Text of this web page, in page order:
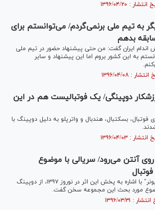
به تیم ملی برنمی‌گردم/ می‌توانستم برای
بدهم
ایران گفت: من حتی پیشنهاد حضور در تیم ملی
به این کشور بروم اما این پیشنهاد و سایر
اسامی ۴ ورزشکار دوپینگی/ یک فوتبالیست هم در این
فوتبال، بسکتبال، هندبال و واترپلو به دلیل دوپینگ با
لژیونر نوروز ۱۳۹۷ روی آنتن می‌رود/ سریالی با موضوع
تهیه کننده سریال "لژیونر" با اشاره به پخش این اثر در نوروز ۱۳۹۷، از دوپینگ
مورد بحث این مجموعه سخن گفت.